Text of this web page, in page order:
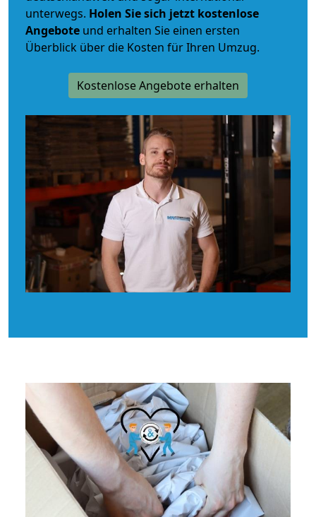
unterwegs. Holen Sie sich jetzt kostenlose
Angebote und erhalten Sie einen ersten
Überblick über die Kosten für Ihren Umzug.
Kostenlose Angebote erhalten